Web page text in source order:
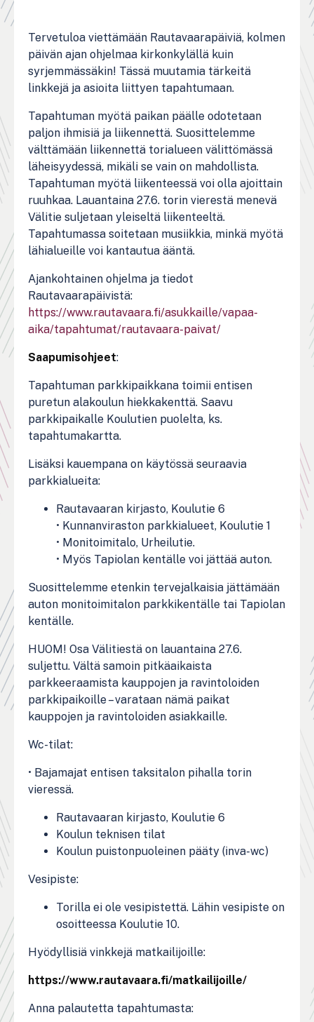
Tervetuloa viettämään Rautavaarapäiviä, kolmen
päivän ajan ohjelmaa kirkonkylällä kuin
syrjemmässäkin! Tässä muutamia tärkeitä
linkkejä ja asioita liittyen tapahtumaan.
Tapahtuman myötä paikan päälle odotetaan
paljon ihmisiä ja liikennettä. Suosittelemme
välttämään liikennettä torialueen välittömässä
läheisyydessä, mikäli se vain on mahdollista.
Tapahtuman myötä liikenteessä voi olla ajoittain
ruuhkaa. Lauantaina 27.6. torin vierestä menevä
Välitie suljetaan yleiseltä liikenteeltä.
Tapahtumassa soitetaan musiikkia, minkä myötä
lähialueille voi kantautua ääntä.
Ajankohtainen ohjelma ja tiedot
Rautavaarapäivistä:
https://www.rautavaara.fi/asukkaille/vapaa-
aika/tapahtumat/rautavaara-paivat/
Saapumisohjeet:
Tapahtuman parkkipaikkana toimii entisen
puretun alakoulun hiekkakenttä. Saavu
parkkipaikalle Koulutien puolelta, ks.
tapahtumakartta.
Lisäksi kauempana on käytössä seuraavia
parkkialueita:
Rautavaaran kirjasto, Koulutie 6
• Kunnanviraston parkkialueet, Koulutie 1
• Monitoimitalo, Urheilutie.
• Myös Tapiolan kentälle voi jättää auton.
Suosittelemme etenkin tervejalkaisia jättämään
auton monitoimitalon parkkikentälle tai Tapiolan
kentälle.
HUOM! Osa Välitiestä on lauantaina 27.6.
suljettu. Vältä samoin pitkäaikaista
parkkeeraamista kauppojen ja ravintoloiden
parkkipaikoille – varataan nämä paikat
kauppojen ja ravintoloiden asiakkaille.
Wc-tilat:
• Bajamajat entisen taksitalon pihalla torin
vieressä.
Rautavaaran kirjasto, Koulutie 6
Koulun teknisen tilat
Koulun puistonpuoleinen pääty (inva-wc)
Vesipiste:
Torilla ei ole vesipistettä. Lähin vesipiste on
osoitteessa Koulutie 10.
Hyödyllisiä vinkkejä matkailijoille:
https://www.rautavaara.fi/matkailijoille/
Anna palautetta tapahtumasta: